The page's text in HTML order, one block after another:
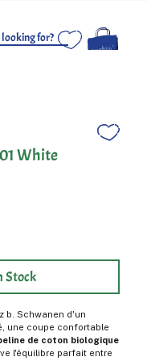
White
Stock
b. Schwanen d'un
une coupe confortable
de coton biologique
l'équilibre parfait entre